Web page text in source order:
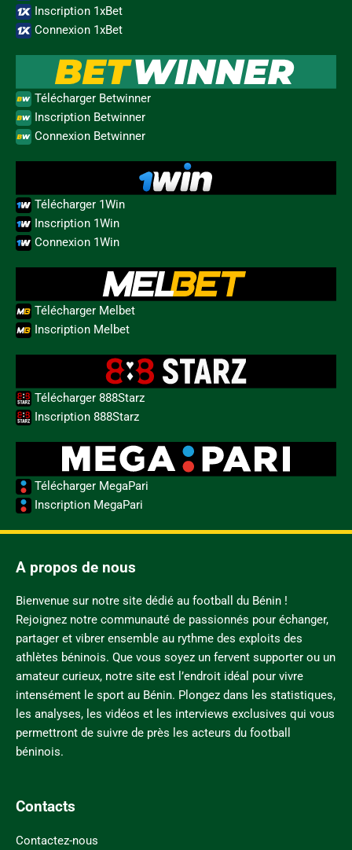
Inscription 1xBet
Connexion 1xBet
Télécharger Betwinner
Inscription Betwinner
Connexion Betwinner
Télécharger 1Win
Inscription 1Win
Connexion 1Win
Télécharger Melbet
Inscription Melbet
Télécharger 888Starz
Inscription 888Starz
Télécharger MegaPari
Inscription MegaPari
A propos de nous
Bienvenue sur notre site dédié au football du Bénin !
Rejoignez notre communauté de passionnés pour échanger,
partager et vibrer ensemble au rythme des exploits des
athlètes béninois. Que vous soyez un fervent supporter ou un
amateur curieux, notre site est l’endroit idéal pour vivre
intensément le sport au Bénin. Plongez dans les statistiques,
les analyses, les vidéos et les interviews exclusives qui vous
permettront de suivre de près les acteurs du football
béninois.
Contacts
Contactez-nous